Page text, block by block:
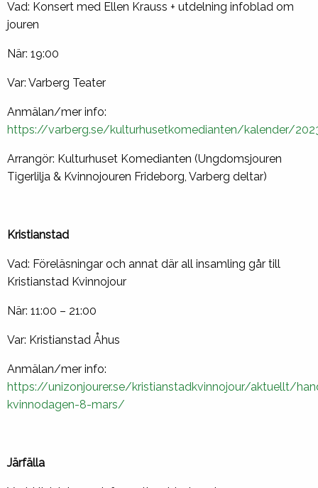
Vad: Konsert med Ellen Krauss + utdelning infoblad om
jouren
När: 19:00
Var: Varberg Teater
Anmälan/mer info:
https://varberg.se/kulturhusetkomedianten/kalender/
Arrangör: Kulturhuset Komedianten (Ungdomsjouren
Tigerlilja & Kvinnojouren Frideborg, Varberg deltar)
Kristianstad
Vad: Föreläsningar och annat där all insamling går till
Kristianstad Kvinnojour
När: 11:00 – 21:00
Var: Kristianstad Åhus
Anmälan/mer info:
https://unizonjourer.se/kristianstadkvinnojour/aktuellt/
kvinnodagen-8-mars/
Järfälla